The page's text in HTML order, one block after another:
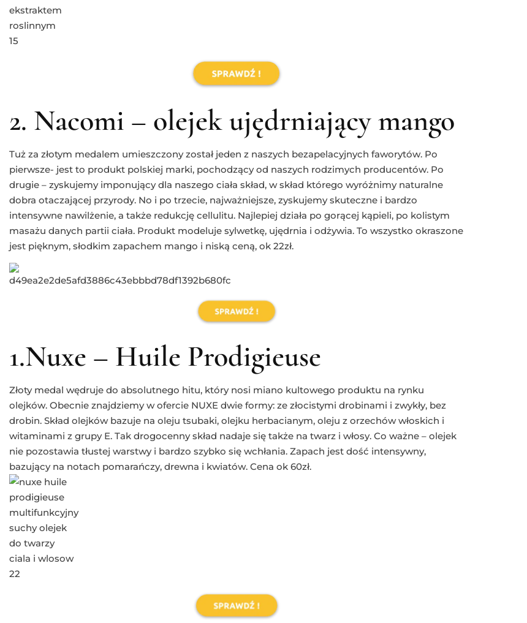
2. Nacomi – olejek ujędrniający mango
Tuż za złotym medalem umieszczony został jeden z naszych bezapelacyjnych faworytów. Po
pierwsze- jest to produkt polskiej marki, pochodzący od naszych rodzimych producentów. Po
drugie – zyskujemy imponujący dla naszego ciała skład, w skład którego wyróżnimy naturalne
dobra otaczającej przyrody. No i po trzecie, najważniejsze, zyskujemy skuteczne i bardzo
intensywne nawilżenie, a także redukcję cellulitu. Najlepiej działa po gorącej kąpieli, po kolistym
masażu danych partii ciała. Produkt modeluje sylwetkę, ujędrnia i odżywia. To wszystko okraszone
jest pięknym, słodkim zapachem mango i niską ceną, ok 22zł.
1.Nuxe – Huile Prodigieuse
Złoty medal wędruje do absolutnego hitu, który nosi miano kultowego produktu na rynku
olejków. Obecnie znajdziemy w ofercie NUXE dwie formy: ze złocistymi drobinami i zwykły, bez
drobin. Skład olejków bazuje na oleju tsubaki, olejku herbacianym, oleju z orzechów włoskich i
witaminami z grupy E. Tak drogocenny skład nadaje się także na twarz i włosy. Co ważne – olejek
nie pozostawia tłustej warstwy i bardzo szybko się wchłania. Zapach jest dość intensywny,
bazujący na notach pomarańczy, drewna i kwiatów. Cena ok 60zł.